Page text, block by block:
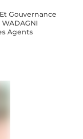
Gouvernance
Agents